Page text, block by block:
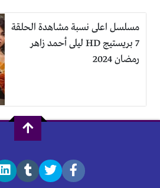
مسلسل اعلى نسبة مشاهدة الحلقة
7 بريستيج HD ليلى أحمد زاهر
رمضان 2024